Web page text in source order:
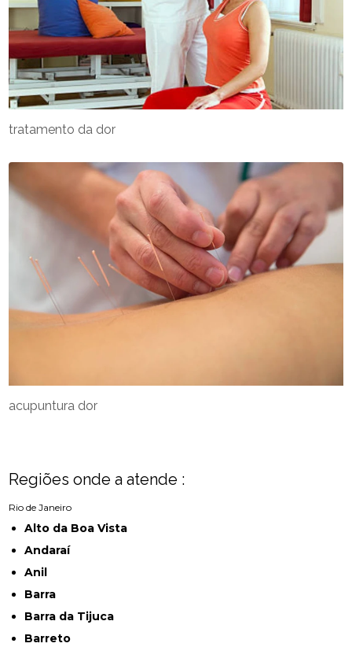
acupuntura dor
tratamento da dor
Regiões onde a atende :
Rio de Janeiro
Alto da Boa Vista
Andaraí
Anil
Barra
Barra da Tijuca
Barreto